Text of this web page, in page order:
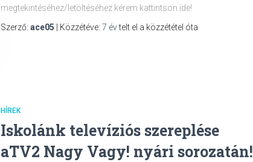
megtekintéséhez/letöltéséhez kérem kattintson ide!
Szerző: ace05 | Közzétéve: 7 évtelt el a közzététel óta
HÍREK
Iskolánk televíziós szereplése
aTV2 Nagy Vagy! nyári sorozatán!